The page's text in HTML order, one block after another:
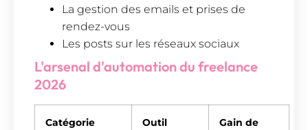
La gestion des emails et prises de
rendez-vous
Les posts sur les réseaux sociaux
L'arsenal d'automation du freelance
2026
Catégorie Outil
Gain de